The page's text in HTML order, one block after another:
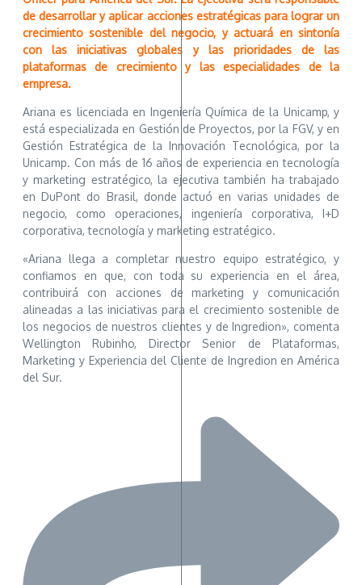
de desarrollar y aplicar acciones estratégicas para lograr un
crecimiento sostenible del negocio, y actuará en sintonía
con las iniciativas globales y las prioridades de las
plataformas de crecimiento y las especialidades de la
empresa.
Ariana es licenciada en Ingeniería Química de la Unicamp, y
está especializada en Gestión de Proyectos, por la FGV, y en
Gestión Estratégica de la Innovación Tecnológica, por la
Unicamp. Con más de 16 años de experiencia en tecnología
y marketing estratégico, la ejecutiva también ha trabajado
en DuPont do Brasil, donde actuó en varias unidades de
negocio, como operaciones, ingeniería corporativa, I+D
corporativa, tecnología y marketing estratégico.
«Ariana llega a completar nuestro equipo estratégico, y
confiamos en que, con toda su experiencia en el área,
contribuirá con acciones de marketing y comunicación
alineadas a las iniciativas para el crecimiento sostenible de
los negocios de nuestros clientes y de Ingredion», comenta
Wellington Rubinho, Director Senior de Plataformas,
Marketing y Experiencia del Cliente de Ingredion en América
del Sur.